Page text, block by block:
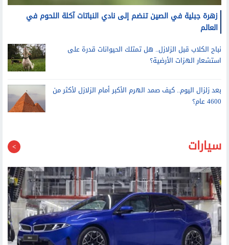
العالم
نباح الكلاب قبل الزلازل.. هل تمتلك الحيوانات قدرة على
استشعار الهزات الأرضية؟
4600 عام؟